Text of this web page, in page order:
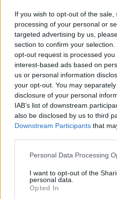
If you wish to opt-out of the
processing of your personal or
targeted advertising by us,
section to confirm your
opt-out request is processed
interest-based ads based on
us or personal information
your opt-out. You may
disclosure of your personal
IAB’s list of downstream
also be disclosed by us to third
Downstream Participants that
Please note that this website/
not limited to your visit or usage
grant or deny consent to Google
use your data for below
Personal Data Processing
I want to opt-out of the
personal data.
Opted In
Τα ακάρεα μπορούν
άσθμα, αλλεργική
δυσκολία στην
Οι χημικές ουσίες
διάφορα τεστ που
κάποια ρούχα που
σε χώρες της Ασίας